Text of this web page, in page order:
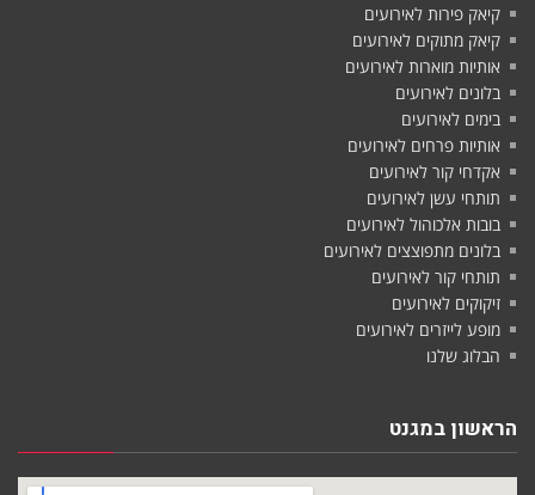
קיאק פירות לאירועים
קיאק מתוקים לאירועים
אותיות מוארות לאירועים
בלונים לאירועים
בימים לאירועים
אותיות פרחים לאירועים
אקדחי קור לאירועים
תותחי עשן לאירועים
בובות אלכוהול לאירועים
בלונים מתפוצצים לאירועים
תותחי קור לאירועים
זיקוקים לאירועים
מופע לייזרים לאירועים
הבלוג שלנו
הראשון במגנט